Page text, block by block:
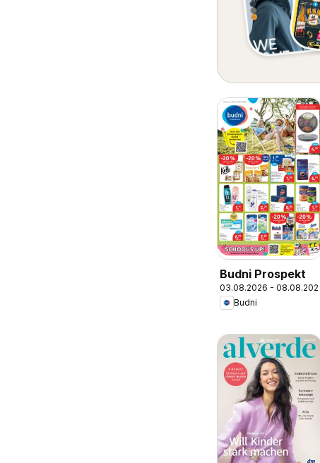
Budni Prospekt
03.08.2026 - 08.08.2026
Budni